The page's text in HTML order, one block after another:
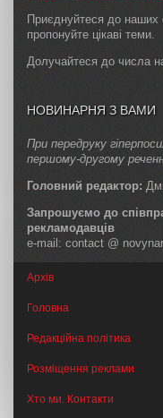
Приєднуйтеся до наших
пропонуйте цікаві теми.
Долучайтеся до числа
НОВИНАРНЯ З ВАМИ
При передруку
першому-другому
Головний редактор:
Запрошуємо до
рекламодавців
e-mail: contact @
Архів
Головна
Редакційна політика
Розміщення реклами
Хто ми. Контакти